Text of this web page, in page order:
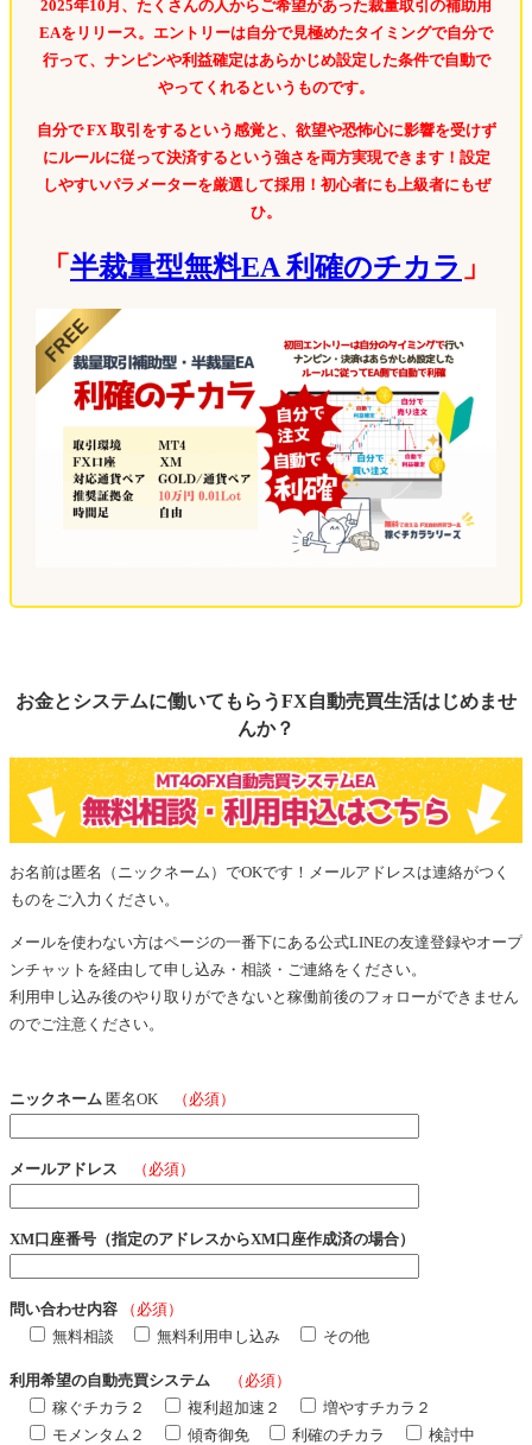
2025年10月、たくさんの人からご希望があった裁量取引の補助用
EAをリリース。エントリーは自分で見極めたタイミングで自分で
行って、ナンピンや利益確定はあらかじめ設定した条件で自動で
やってくれるというものです。
自分で FX 取引をするという感覚と、欲望や恐怖心に影響を受けず
にルールに従って決済するという強さを両方実現できます！設定
しやすいパラメーターを厳選して採用！初心者にも上級者にもぜ
ひ。
「 半裁量型無料EA 利確のチカラ 」
お金とシステムに働いてもらうFX自動売買生活はじめませ
んか？
お名前は匿名（ニックネーム）でOKです！メールアドレスは連絡がつく
ものをご入力ください。
メールを使わない方はページの一番下にある公式LINEの友達登録やオープ
ンチャットを経由して申し込み・相談・ご連絡をください。
利用申し込み後のやり取りができないと稼働前後のフォローができません
のでご注意ください。
ニックネーム 匿名OK （必須）
メールアドレス （必須）
XM口座番号（指定のアドレスからXM口座作成済の場合）
問い合わせ内容
（必須）
無料相談
無料利用申し込み その他
利用希望の自動売買システム
（必須）
稼ぐチカラ２
複利超加速２
増やすチカラ２
モメンタム２
傾奇御免 利確のチカラ
検討中